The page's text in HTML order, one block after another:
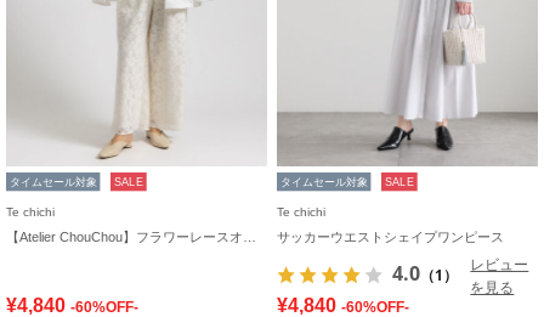
タイムセール対象 SALE
Te chichi
¥4,840 -60%OFF-
タイムセール対象 SALE
Te chichi
サッカーウエストシェイプワンピース
4.0 （1）
レビュー
を見る
¥4,840 -60%OFF-